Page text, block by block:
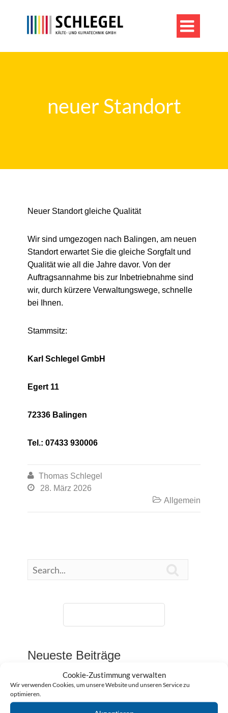
Cookie-Zustimmung verwalten
Wir verwenden Cookies, um unsere Website und unseren Service zu
optimieren.

neuer Standort
Neuer Standort gleiche Qualität
Wir sind umgezogen nach Balingen, am neuen
Standort erwartet Sie die gleiche Sorgfalt und
Qualität wie all die Jahre davor. Von der
Auftragsannahme bis zur Inbetriebnahme sind
wir, durch kürzere Verwaltungswege, schnelle
bei Ihnen.
Stammsitz:
Karl Schlegel GmbH
Egert 11
72336 Balingen
Tel.: 07433 930006
 Thomas Schlegel
 28. März 2026
 Allgemein
Neueste Beiträge
neuer Standort